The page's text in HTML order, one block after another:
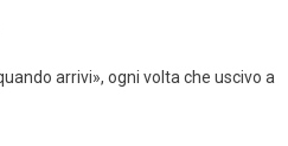
arrivi», ogni volta che uscivo a